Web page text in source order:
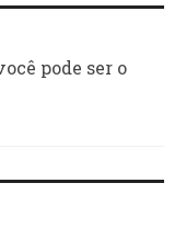
pode ser o